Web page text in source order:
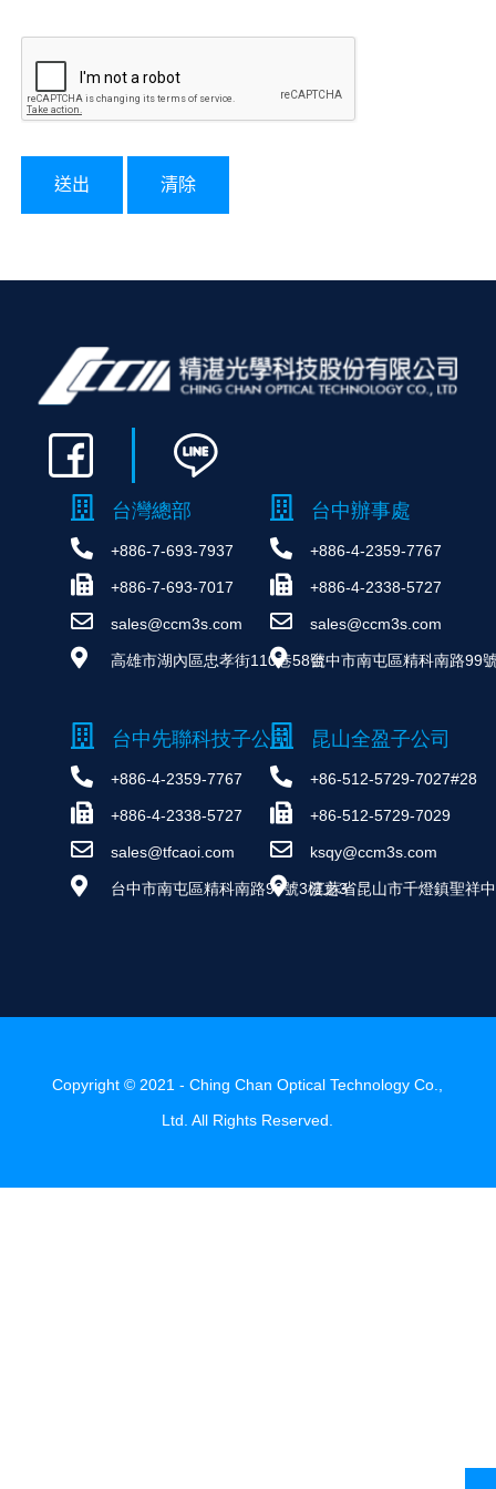
送出 清除
台灣總部
+886-7-693-7937
+886-7-693-7017
sales@ccm3s.com
高雄市湖內區忠孝街110巷58號
台中辦事處
+886-4-2359-7767
+886-4-2338-5727
sales@ccm3s.com
台中市南屯區精科南路99
台中先聯科技子公司
+886-4-2359-7767
+886-4-2338-5727
sales@tfcaoi.com
台中市南屯區精科南路99號3樓之3
昆山全盈子公司
+86-512-5729-7027#28
+86-512-5729-7029
ksqy@ccm3s.com
江蘇省昆山市千燈鎮聖祥
Copyright © 2021 - Ching Chan Optical Technology Co.,
Ltd. All Rights Reserved.